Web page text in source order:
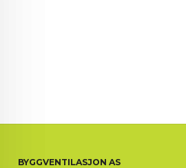
BYGGVENTILASJON AS